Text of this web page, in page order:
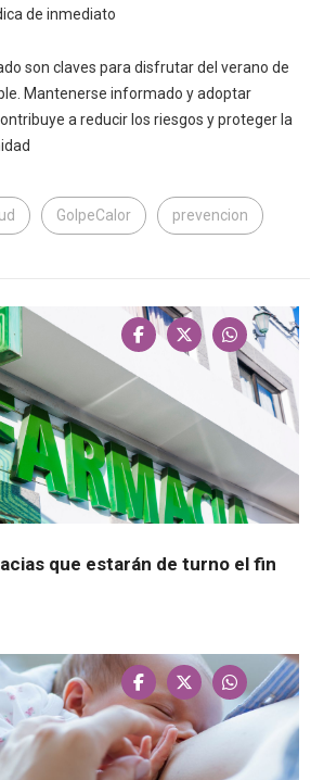
de inmediato
son claves para disfrutar del verano de
Mantenerse informado y adoptar
a reducir los riesgos y proteger la
GolpeCalor prevencion
que estarán de turno el fin